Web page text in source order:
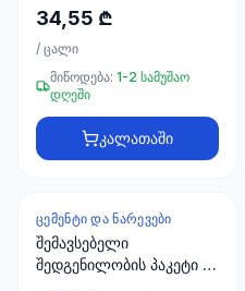
სახლი და
10
23
66
33
34,55 ₾
/ ცალი
მიწოდება: 1-2 სამუშაო
დღეში
კალათაში
-53%
ᲪᲔᲛᲔᲜᲢᲘ ᲓᲐ ᲜᲐᲠᲔᲕᲔᲑᲘ
შემავსებელი
შედგენილობის პაკეტი 1